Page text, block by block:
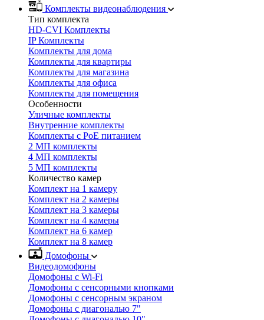
Комплекты видеонаблюдения
Тип комплекта
HD-CVI Комплекты
IP Комплекты
Комплекты для дома
Комплекты для квартиры
Комплекты для магазина
Комплекты для офиса
Комплекты для помещения
Особенности
Уличные комплекты
Внутренние комплекты
Комплекты с PoE питанием
2 МП комплекты
4 МП комплекты
5 МП комплекты
Количество камер
Комплект на 1 камеру
Комплект на 2 камеры
Комплект на 3 камеры
Комплект на 4 камеры
Комплект на 6 камер
Комплект на 8 камер
Домофоны
Видеодомофоны
Домофоны с Wi-Fi
Домофоны с сенсорными кнопками
Домофоны с сенсорным экраном
Домофоны с диагональю 7"